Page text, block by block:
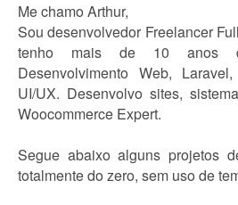
Me chamo Arthur,
Sou desenvolvedor Freelancer
tenho mais de 10 anos
Desenvolvimento Web,
UI/UX. Desenvolvo sites,
Woocommerce Expert.
Segue abaixo alguns projetos
totalmente do zero, sem uso de